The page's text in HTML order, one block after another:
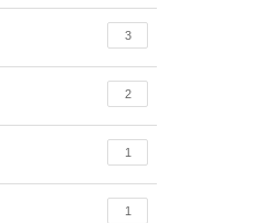
3
2
1
1